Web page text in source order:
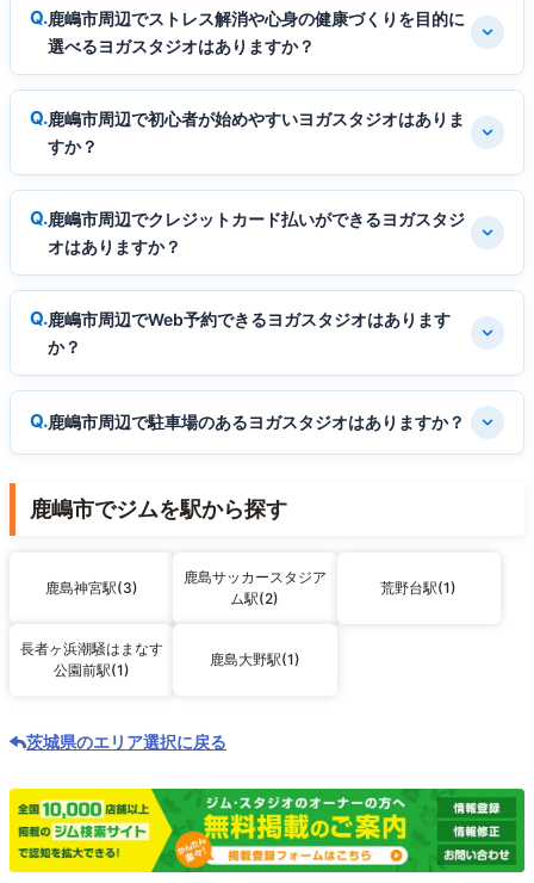
鹿嶋市周辺でストレス解消や心身の健康づくりを目的に
選べるヨガスタジオはありますか？
鹿嶋市周辺で初心者が始めやすいヨガスタジオはありま
すか？
鹿嶋市周辺でクレジットカード払いができるヨガスタジ
オはありますか？
鹿嶋市周辺でWeb予約できるヨガスタジオはあります
か？
鹿嶋市周辺で駐車場のあるヨガスタジオはありますか？
鹿嶋市でジムを駅から探す
鹿島神宮駅(3)
鹿島サッカースタジア
ム駅(2)
荒野台駅(1)
長者ヶ浜潮騒はまなす
公園前駅(1)
鹿島大野駅(1)
茨城県のエリア選択に戻る